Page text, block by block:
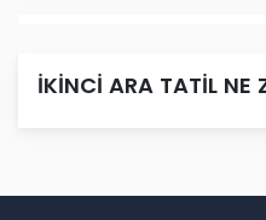
İKİNCİ ARA TATİL